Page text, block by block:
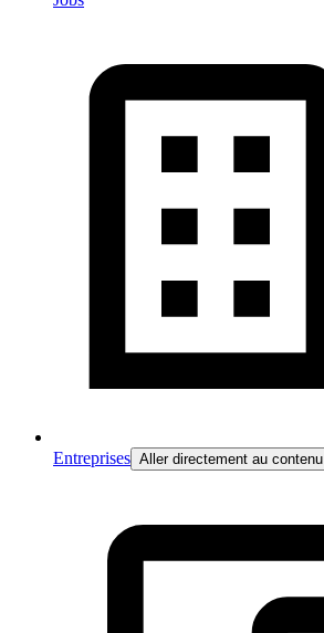
Entreprises Aller directement au contenu